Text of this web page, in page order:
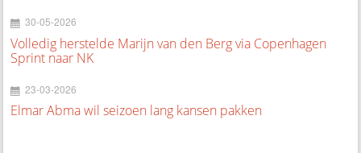
30-05-2026
Volledig herstelde Marijn van den Berg via Copenhagen
Sprint naar NK
23-03-2026
Elmar Abma wil seizoen lang kansen pakken